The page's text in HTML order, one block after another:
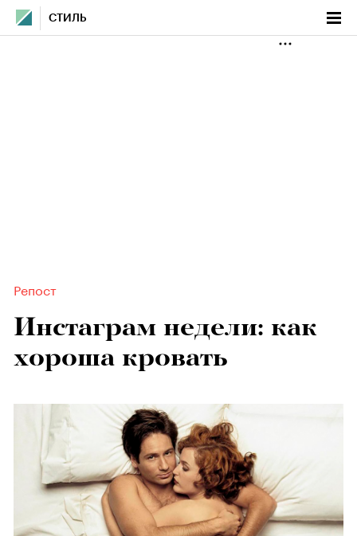
СТИЛЬ
Репост
Инстаграм недели: как
хороша кровать